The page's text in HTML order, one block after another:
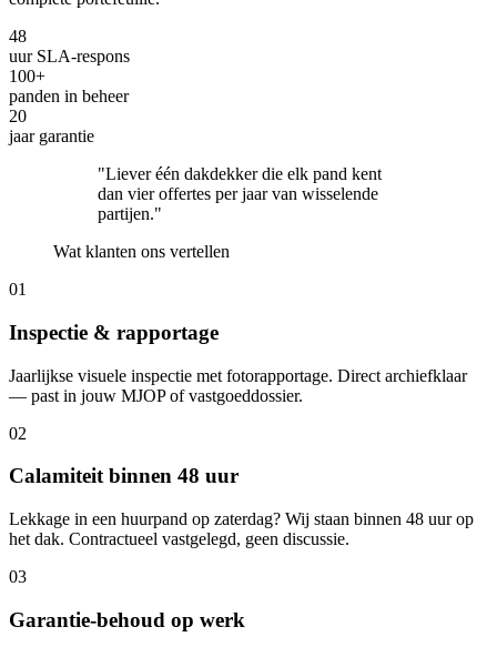
48
uur SLA-respons
100+
panden in beheer
20
jaar garantie
"Liever één dakdekker die elk pand kent
dan vier offertes per jaar van wisselende
partijen."
Wat klanten ons vertellen
01
Inspectie & rapportage
Jaarlijkse visuele inspectie met fotorapportage. Direct archiefklaar
— past in jouw MJOP of vastgoeddossier.
02
Calamiteit binnen 48 uur
Lekkage in een huurpand op zaterdag? Wij staan binnen 48 uur op
het dak. Contractueel vastgelegd, geen discussie.
03
Garantie-behoud op werk